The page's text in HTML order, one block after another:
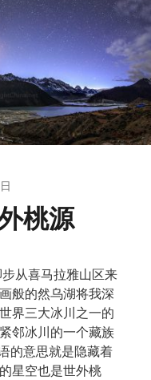
桃源
从喜马拉雅山区来
般的然乌湖将我深
界三大冰川之一的
邻冰川的一个藏族
的意思就是隐藏着
星空也是世外桃